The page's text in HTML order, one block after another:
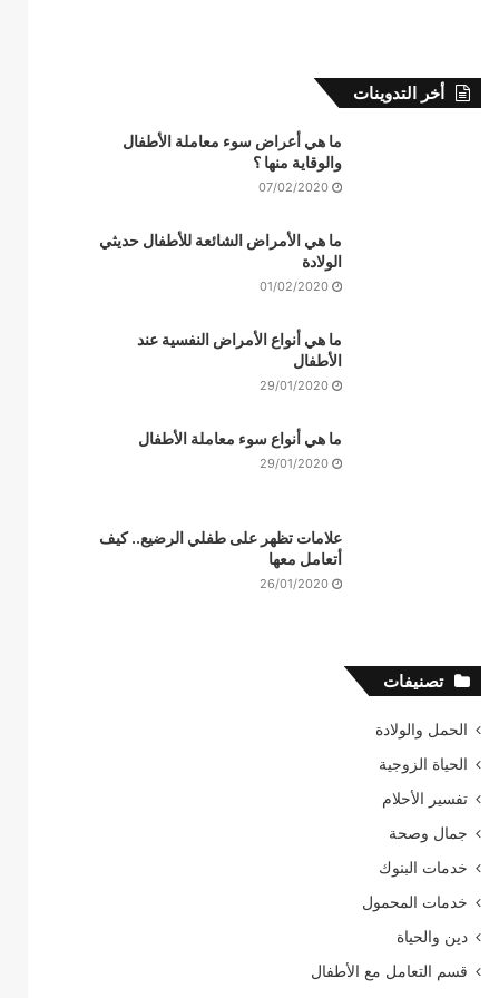
أخر التدوينات
ما هي أعراض سوء معاملة الأطفال
والوقاية منها ؟
07/02/2020
ما هي الأمراض الشائعة للأطفال حديثي
الولادة
01/02/2020
ما هي أنواع الأمراض النفسية عند
الأطفال
29/01/2020
ما هي أنواع سوء معاملة الأطفال
29/01/2020
علامات تظهر على طفلي الرضيع.. كيف
أتعامل معها
26/01/2020
تصنيفات
الحمل والولادة
الحياة الزوجية
تفسير الأحلام
جمال وصحة
خدمات البنوك
خدمات المحمول
دين والحياة
قسم التعامل مع الأطفال